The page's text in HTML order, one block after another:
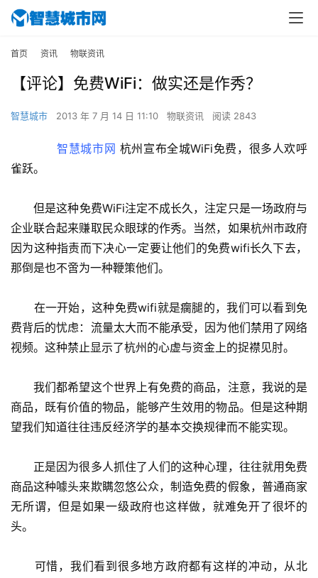
首页 资讯 物联资讯
【评论】免费WiFi：做实还是作秀？
智慧城市 2013 年 7 月 14 日 11:10 物联资讯 阅读 2843
智慧城市网 杭州宣布全城WiFi免费，很多人欢呼
雀跃。
但是这种免费WiFi注定不成长久，注定只是一场政府与
企业联合起来赚取民众眼球的作秀。当然，如果杭州市政府
因为这种指责而下决心一定要让他们的免费wifi长久下去，
那倒是也不啻为一种鞭策他们。
在一开始，这种免费wifi就是瘸腿的，我们可以看到免
费背后的忧虑：流量太大而不能承受，因为他们禁用了网络
视频。这种禁止显示了杭州的心虚与资金上的捉襟见肘。
我们都希望这个世界上有免费的商品，注意，我说的是
商品，既有价值的物品，能够产生效用的物品。但是这种期
望我们知道往往违反经济学的基本交换规律而不能实现。
正是因为很多人抓住了人们的这种心理，往往就用免费
商品这种噱头来欺瞒忽悠公众，制造免费的假象，普通商家
无所谓，但是如果一级政府也这样做，就难免开了很坏的
头。
可惜，我们看到很多地方政府都有这样的冲动，从北